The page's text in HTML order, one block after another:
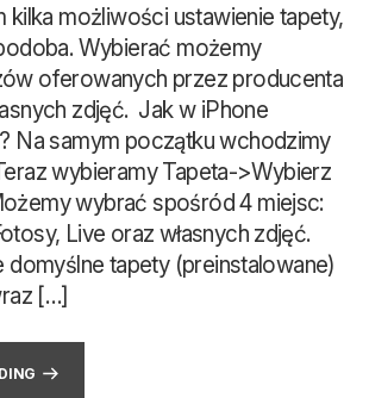
kilka możliwości ustawienie tapety,
Wybierać możemy
oferowanych przez producenta
zdjęć. Jak w iPhone
Na samym początku wchodzimy
wybieramy Tapeta->Wybierz
wybrać spośród 4 miejsc:
Live oraz własnych zdjęć.
domyślne tapety (preinstalowane)
[…]